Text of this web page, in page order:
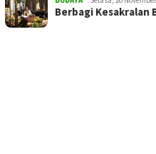
Berbagi Kesakralan